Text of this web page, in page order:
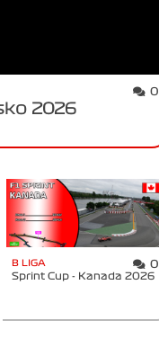
0
2026
B LIGA 0
Sprint Cup - Kanada 2026